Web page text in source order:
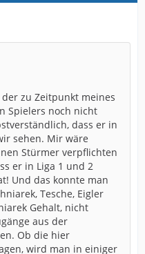
zu Zeitpunkt meines
Spielers noch nicht
dass er in
sehen. Mir wäre
Stürmer verpflichten
er in Liga 1 und 2
Und das konnte man
Tesche, Eigler
Gehalt, nicht
aus der
Ob die hier
wird man in einiger